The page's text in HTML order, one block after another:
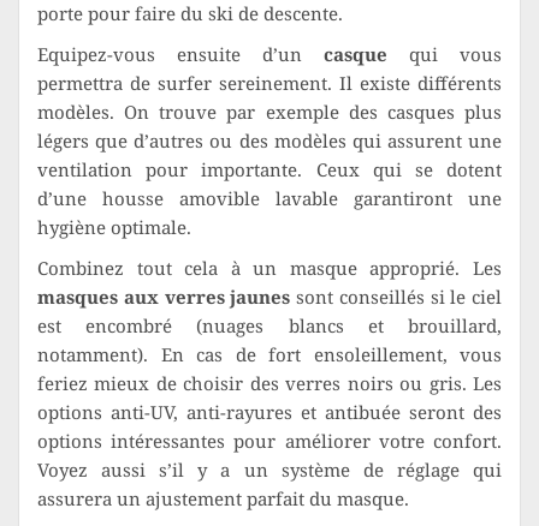
porte pour faire du ski de descente.
Equipez-vous ensuite d’un casque qui vous
permettra de surfer sereinement. Il existe différents
modèles. On trouve par exemple des casques plus
légers que d’autres ou des modèles qui assurent une
ventilation pour importante. Ceux qui se dotent
d’une housse amovible lavable garantiront une
hygiène optimale.
Combinez tout cela à un masque approprié. Les
masques aux verres jaunes sont conseillés si le ciel
est encombré (nuages blancs et brouillard,
notamment). En cas de fort ensoleillement, vous
feriez mieux de choisir des verres noirs ou gris. Les
options anti-UV, anti-rayures et antibuée seront des
options intéressantes pour améliorer votre confort.
Voyez aussi s’il y a un système de réglage qui
assurera un ajustement parfait du masque.